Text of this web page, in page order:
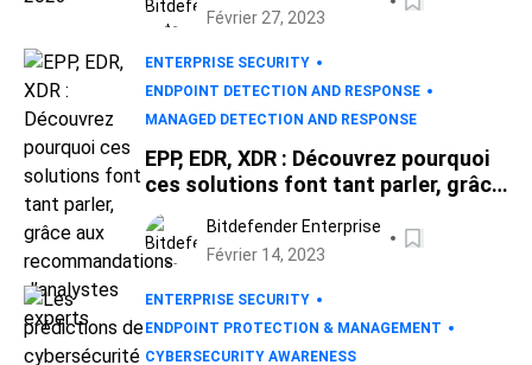
Février 27, 2023
ENTERPRISE SECURITY
ENDPOINT DETECTION AND RESPONSE
MANAGED DETECTION AND RESPONSE
EPP, EDR, XDR : Découvrez pourquoi
ces solutions font tant parler, grâce
aux recommandations d’analystes
expertsBitdefender Enterprise
Février 14, 2023
ENTERPRISE SECURITY
ENDPOINT PROTECTION & MANAGEMENT
CYBERSECURITY AWARENESS